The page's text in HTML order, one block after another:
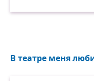
И у забора
В театре меня